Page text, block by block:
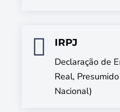

IRPJ
Declaração de
Real,
Nacional)